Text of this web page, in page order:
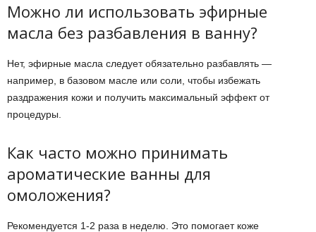
Можно ли использовать эфирные
масла без разбавления в ванну?
Нет, эфирные масла следует обязательно разбавлять —
например, в базовом масле или соли, чтобы избежать
раздражения кожи и получить максимальный эффект от
процедуры.
Как часто можно принимать
ароматические ванны для
омоложения?
Рекомендуется 1-2 раза в неделю. Это помогает коже